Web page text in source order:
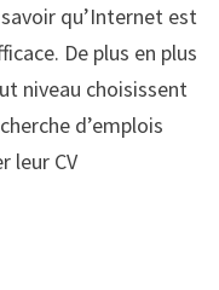
qu’Internet est
De plus en plus
niveau choisissent
d’emplois
leur CV